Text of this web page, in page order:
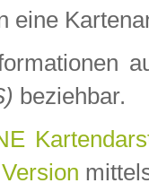
eine
beziehbar.